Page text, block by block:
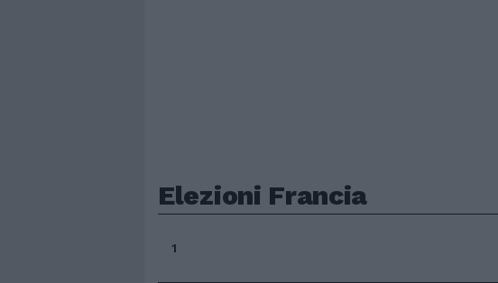
Elezioni Francia
1